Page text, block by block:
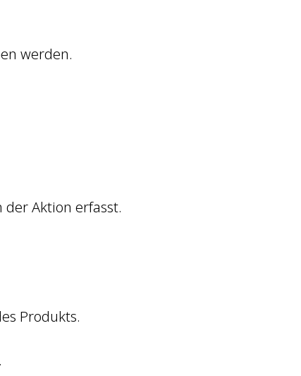
werden.
Aktion erfasst.
Produkts.